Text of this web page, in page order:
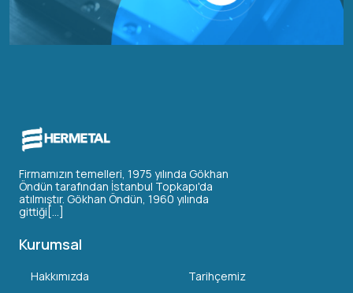
Firmamızın temelleri, 1975 yılında Gökhan
Öndün tarafından İstanbul Topkapı'da
atılmıştır. Gökhan Öndün, 1960 yılında
gittiği[...]
Kurumsal
Hakkımızda
Tarihçemiz